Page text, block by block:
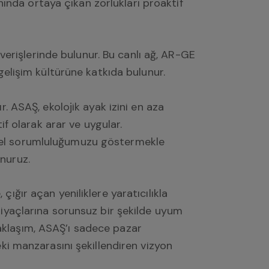
ortaya çıkan zorlukları proaktif
bulunur. Bu canlı ağ, AR-GE
kültürüne katkıda bulunur.
ASAŞ, ekolojik ayak izini en aza
olarak arar ve uygular.
sorumluluğumuzu göstermekle
açan yeniliklere yaratıcılıkla
sorunsuz bir şekilde uyum
ASAŞ’ı sadece pazar
şekillendiren vizyon